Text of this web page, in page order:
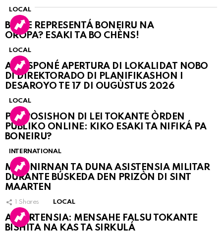
LOCAL
BO KE REPRESENTÁ BONEIRU NA
OROPA? ESAKI TA BO CHÈNS!
LOCAL
A POSPONÉ APERTURA DI LOKALIDAT NOBO
DI DIREKTORADO DI PLANIFIKASHON I
DESAROYO TE 17 DI OUGÙSTUS 2026
LOCAL
PROPOSISHON DI LEI TOKANTE ÒRDEN
PÚBLIKO ONLINE: KIKO ESAKI TA NIFIKÁ PA
BONEIRU?
INTERNATIONAL
MARINIRNAN TA DUNA ASISTENSIA MILITAR
DURANTE BÚSKEDA DEN PRIZÒN DI SINT
MAARTEN
1 Shares LOCAL
ATVERTENSIA: MENSAHE FALSU TOKANTE
BISHITA NA KAS TA SIRKULÁ